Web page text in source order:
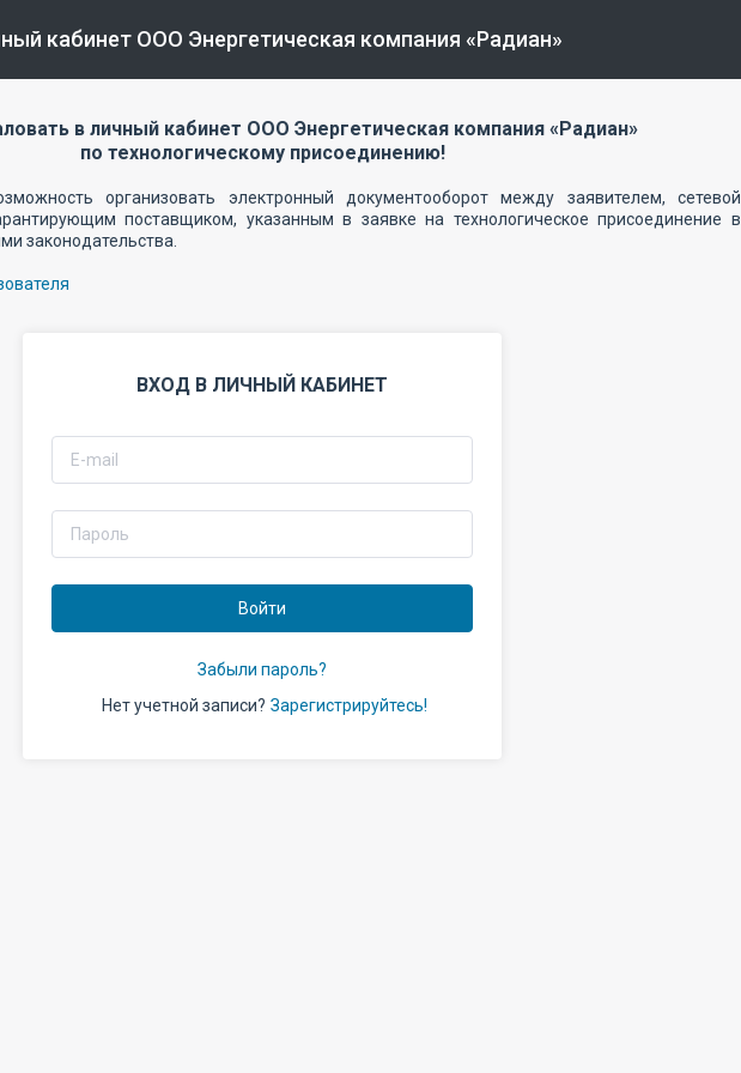
кабинет ООО Энергетическая компания «Радиан»
в личный кабинет ООО Энергетическая компания «Радиан»
по технологическому присоединению!
организовать электронный документооборот между заявителем, сетевой
поставщиком, указанным в заявке на технологическоe присоединение в
законодательства.
ВХОД В ЛИЧНЫЙ КАБИНЕТ
Войти
Забыли пароль?
Нет учетной записи? Зарегистрируйтесь!